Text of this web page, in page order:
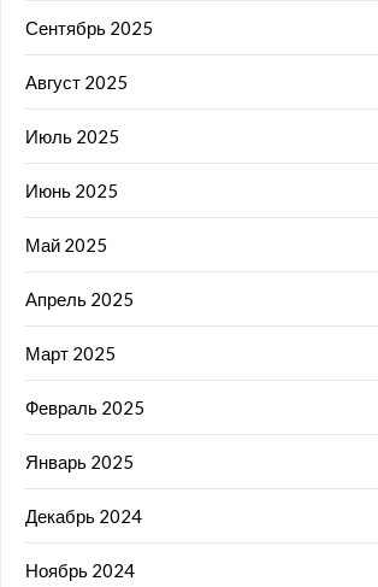
Сентябрь 2025
Август 2025
Июль 2025
Июнь 2025
Май 2025
Апрель 2025
Март 2025
Февраль 2025
Январь 2025
Декабрь 2024
Ноябрь 2024